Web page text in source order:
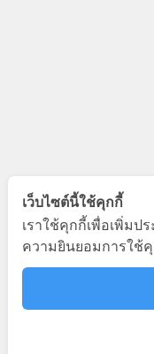
เว็บไซต์นี้ใช้คุกกี้
เราใช้คุกกี้เพื่อเพิ่ม
ความยินยอมการใช้